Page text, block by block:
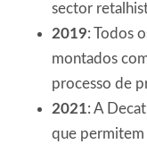
sector
2019: Todos
montados
processo de
2021: A
que permitem